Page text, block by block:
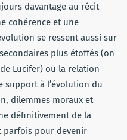
davantage au récit
cohérence et une
se ressent aussi sur
plus étoffés (on
Lucifer) ou la relation
support à l’évolution du
dilemmes moraux et
définitivement de la
parfois pour devenir